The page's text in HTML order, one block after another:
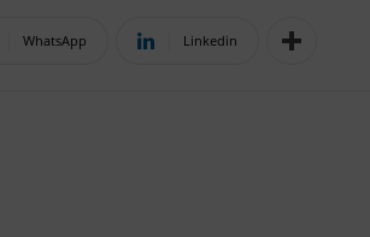
WhatsApp Linkedin